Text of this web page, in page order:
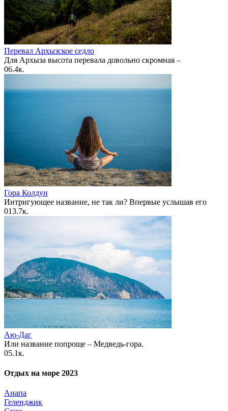
Перевал Архызское седло
Для Архыза высота перевала довольно скромная –
06.4к.
Гора Колдун
Интригующее название, не так ли? Впервые услышав его
013.7к.
Аю-Даг
Или название попроще – Медведь-гора.
05.1к.
Отдых на море 2023
Анапа
Геленджик